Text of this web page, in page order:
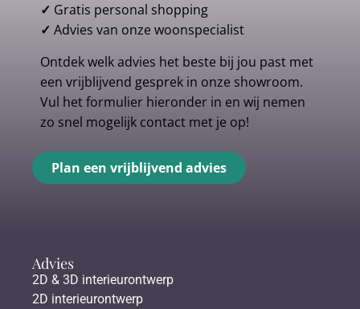
✓ Gratis personal shopping
✓ Advies van onze woonspecialist
Ontdek welk advies het beste bij jou past met
een vrijblijvend gesprek in onze showroom.
Vul het formulier hieronder in en wij nemen
zo snel mogelijk contact met je op!
Plan een vrijblijvend advies
Advies
2D & 3D interieurontwerp
2D interieurontwerp